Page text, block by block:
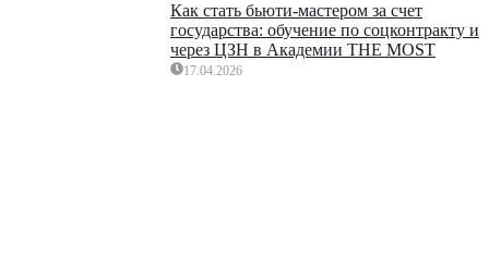
Как стать бьюти-мастером за счет
государства: обучение по соцконтракту и
через ЦЗН в Академии THE MOST
17.04.2026